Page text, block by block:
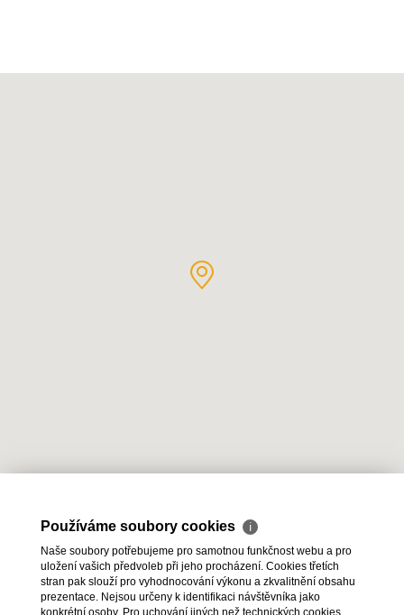
2026 © HESTIA Group s.r.o., všechna práva vyhrazena |
Používáme soubory cookies ℹ
Naše soubory potřebujeme pro samotnou funkčnost webu a pro
uložení vašich předvoleb při jeho procházení. Cookies třetích
stran pak slouží pro vyhodnocování výkonu a zkvalitnění obsahu
prezentace. Nejsou určeny k identifikaci návštěvníka jako
konkrétní osoby. Pro uchování jiných než technických cookies